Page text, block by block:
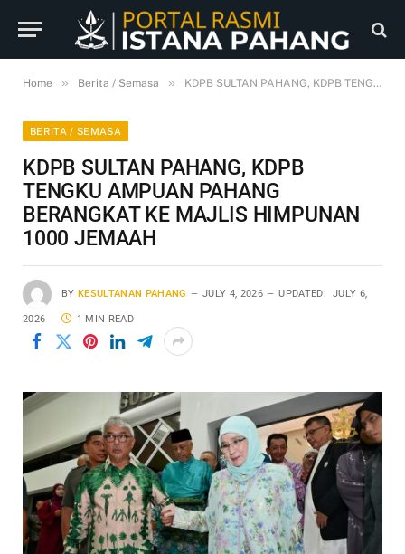
Home » Berita / Semasa » KDPB SULTAN PAHANG, KDPB TENGKU AMPUAN PAHANG BERANGKAT KE MAJLIS HIMPUNAN 1000 JEMAAH
BERITA / SEMASA
KDPB SULTAN PAHANG, KDPB
TENGKU AMPUAN PAHANG
BERANGKAT KE MAJLIS HIMPUNAN
1000 JEMAAH
BY KESULTANAN PAHANG JULY 4, 2026 UPDATED: JULY 6,
2026 1 MIN READ